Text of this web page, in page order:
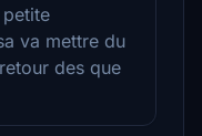
va mettre du
des que